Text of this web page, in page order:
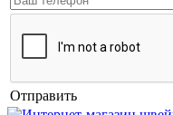
Отправить